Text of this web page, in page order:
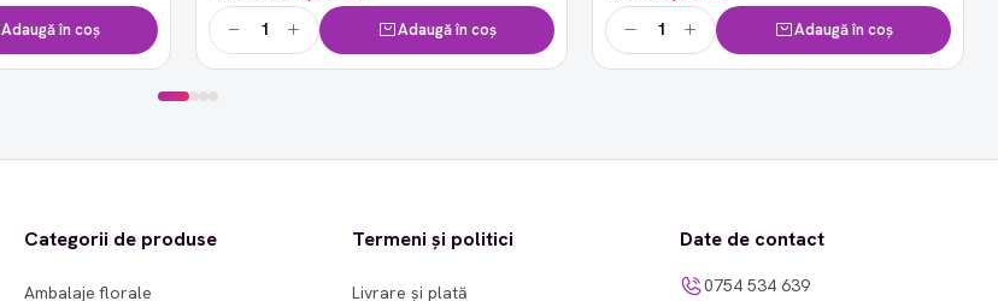
Adaugă în coș Adaugă în coș Adaugă în coș
Categorii de produse
Ambalaje florale
Termeni și politici
Livrare și plată
Date de contact
0754 534 639